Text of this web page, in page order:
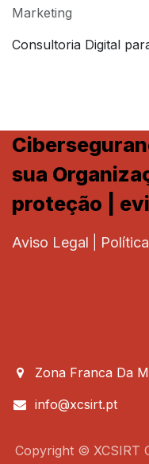
Marketing
Consultoria Digital
sua
proteção |
Aviso Legal
Zona Franca Da
info@xcsirt.pt
Copyright ©